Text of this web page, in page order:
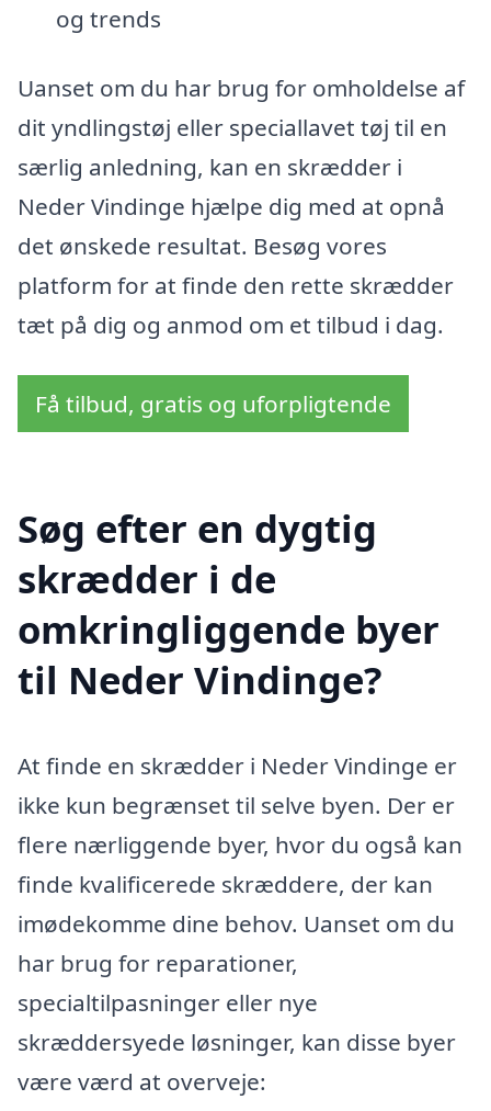
og trends
Uanset om du har brug for omholdelse af
dit yndlingstøj eller speciallavet tøj til en
særlig anledning, kan en skrædder i
Neder Vindinge hjælpe dig med at opnå
det ønskede resultat. Besøg vores
platform for at finde den rette skrædder
tæt på dig og anmod om et tilbud i dag.
Få tilbud, gratis og uforpligtende
Søg efter en dygtig
skrædder i de
omkringliggende byer
til Neder Vindinge?
At finde en skrædder i Neder Vindinge er
ikke kun begrænset til selve byen. Der er
flere nærliggende byer, hvor du også kan
finde kvalificerede skræddere, der kan
imødekomme dine behov. Uanset om du
har brug for reparationer,
specialtilpasninger eller nye
skræddersyede løsninger, kan disse byer
være værd at overveje: